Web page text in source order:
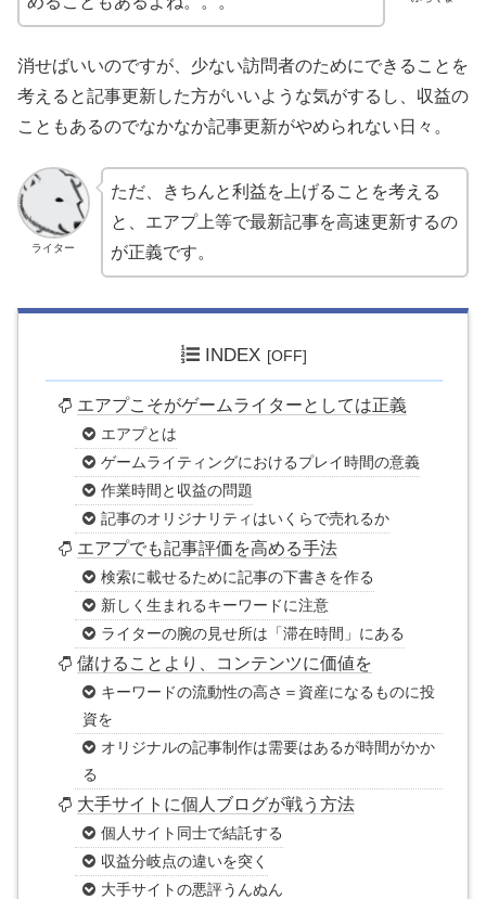
消せばいいのですが、少ない訪問者のためにできることを
考えると記事更新した方がいいような気がするし、収益の
こともあるのでなかなか記事更新がやめられない日々。
ライター
ただ、きちんと利益を上げることを考える
と、エアプ上等で最新記事を高速更新するの
が正義です。
INDEX
エアプこそがゲームライターとしては正義
エアプとは
ゲームライティングにおけるプレイ時間の意義
作業時間と収益の問題
記事のオリジナリティはいくらで売れるか
エアプでも記事評価を高める手法
検索に載せるために記事の下書きを作る
新しく生まれるキーワードに注意
ライターの腕の見せ所は「滞在時間」にある
儲けることより、コンテンツに価値を
キーワードの流動性の高さ＝資産になるものに投
資を
オリジナルの記事制作は需要はあるが時間がかか
る
大手サイトに個人ブログが戦う方法
個人サイト同士で結託する
収益分岐点の違いを突く
大手サイトの悪評うんぬん